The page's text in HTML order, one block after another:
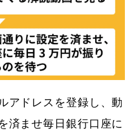
アドレスを登録し、動
済ませ毎日銀行口座に